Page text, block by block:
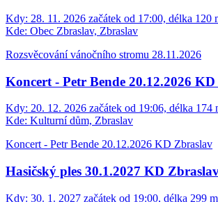
Kdy: 28. 11. 2026 začátek od 17:00, délka 120
Kde: Obec Zbraslav, Zbraslav
Rozsvěcování vánočního stromu 28.11.2026
Koncert - Petr Bende 20.12.2026
Kdy: 20. 12. 2026 začátek od 19:06, délka 174
Kde: Kulturní dům, Zbraslav
Koncert - Petr Bende 20.12.2026 KD Zbraslav
Hasičský ples 30.1.2027 KD
Kdy: 30. 1. 2027 začátek od 19:00, délka 299